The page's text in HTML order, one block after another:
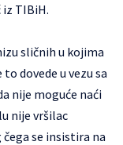
iz TIBiH.
sličnih u kojima
dovede u vezu sa
nije moguće naći
nije vršilac
se insistira na